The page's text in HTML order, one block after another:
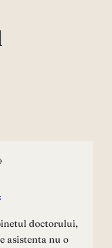
doctorului,
asistenta nu o